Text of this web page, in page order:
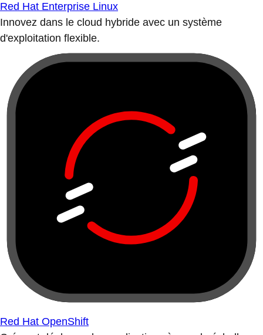
Red Hat Enterprise Linux
Innovez dans le cloud hybride avec un système
d'exploitation flexible.
Red Hat OpenShift